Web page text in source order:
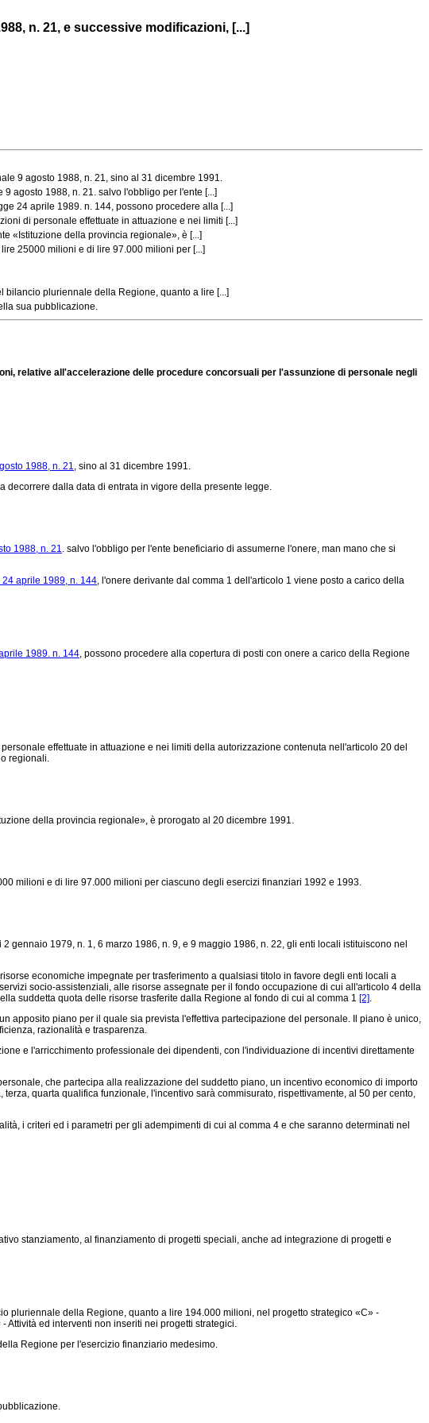
n. 21, e successive modificazioni, [...]
9 agosto 1988, n. 21, sino al 31 dicembre 1991.
agosto 1988, n. 21. salvo l'obbligo per l'ente [...]
24 aprile 1989. n. 144, possono procedere alla [...]
di personale effettuate in attuazione e nei limiti [...]
«Istituzione della provincia regionale», è [...]
25000 milioni e di lire 97.000 milioni per [...]
pluriennale della Regione, quanto a lire [...]
sua pubblicazione.
relative all'accelerazione delle procedure concorsuali per l'assunzione di personale negli
1988, n. 21, sino al 31 dicembre 1991.
dalla data di entrata in vigore della presente legge.
1988, n. 21. salvo l'obbligo per l'ente beneficiario di assumerne l'onere, man mano che si
24 aprile 1989, n. 144, l'onere derivante dal comma 1 dell'articolo 1 viene posto a carico della
1989. n. 144, possono procedere alla copertura di posti con onere a carico della Regione
effettuate in attuazione e nei limiti della autorizzazione contenuta nell'articolo 20 del
regionali.
della provincia regionale», è prorogato al 20 dicembre 1991.
milioni e di lire 97.000 milioni per ciascuno degli esercizi finanziari 1992 e 1993.
1979, n. 1, 6 marzo 1986, n. 9, e 9 maggio 1986, n. 22, gli enti locali istituiscono nel
economiche impegnate per trasferimento a qualsiasi titolo in favore degli enti locali a
socio-assistenziali, alle risorse assegnate per il fondo occupazione di cui all'articolo 4 della
suddetta quota delle risorse trasferite dalla Regione al fondo di cui al comma 1 [2].
piano per il quale sia prevista l'effettiva partecipazione del personale. Il piano è unico,
razionalità e trasparenza.
e l'arricchimento professionale dei dipendenti, con l'individuazione di incentivi direttamente
che partecipa alla realizzazione del suddetto piano, un incentivo economico di importo
quarta qualifica funzionale, l'incentivo sarà commisurato, rispettivamente, al 50 per cento,
i criteri ed i parametri per gli adempimenti di cui al comma 4 e che saranno determinati nel
stanziamento, al finanziamento di progetti speciali, anche ad integrazione di progetti e
della Regione, quanto a lire 194.000 milioni, nel progetto strategico «C» -
ed interventi non inseriti nei progetti strategici.
Regione per l'esercizio finanziario medesimo.